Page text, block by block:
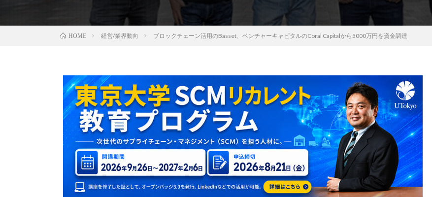
HOME 経営/業界動向 ブロックチェーン活用のBasset、ベンチャーキャピタルのCoral Capitalから5000万円を資金調達